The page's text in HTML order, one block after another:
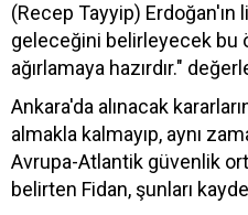
(Recep Tayyip)
geleceğini belirleyecek bu
ağırlamaya hazırdır."
Ankara'da alınacak
almakla kalmayıp, aynı
Avrupa-Atlantik güvenlik
belirten Fidan, şunları